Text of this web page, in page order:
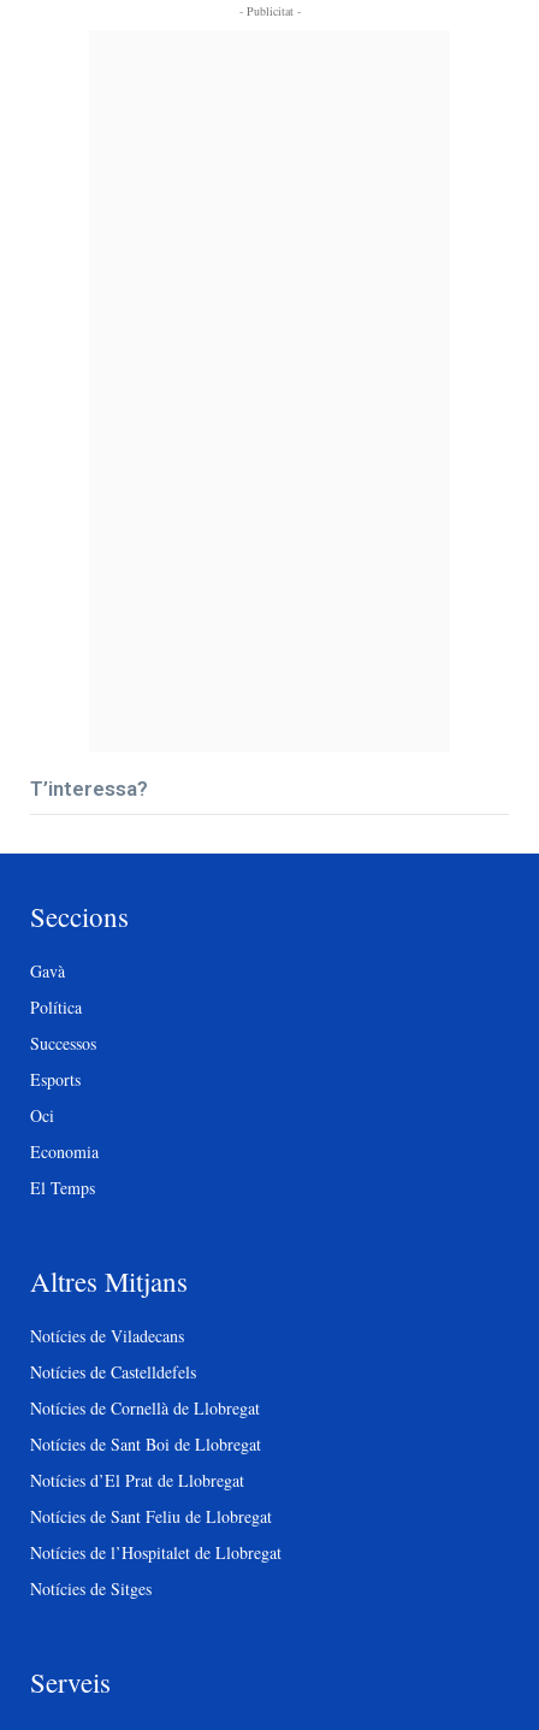
- Publicitat -
T’interessa?
Seccions
Gavà
Política
Successos
Esports
Oci
Economia
El Temps
Altres Mitjans
Notícies de Viladecans
Notícies de Castelldefels
Notícies de Cornellà de Llobregat
Notícies de Sant Boi de Llobregat
Notícies d’El Prat de Llobregat
Notícies de Sant Feliu de Llobregat
Notícies de l’Hospitalet de Llobregat
Notícies de Sitges
Serveis